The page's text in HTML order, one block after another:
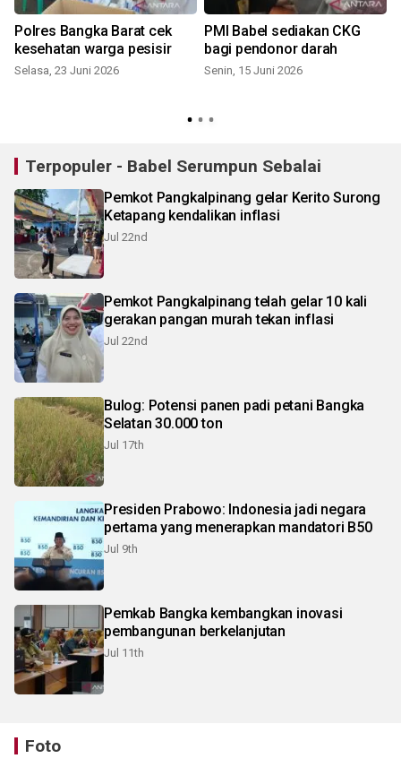
Polres Bangka Barat cek
kesehatan warga pesisir
Selasa, 23 Juni 2026
PMI Babel sediakan CKG
bagi pendonor darah
Senin, 15 Juni 2026
Terpopuler - Babel Serumpun Sebalai
Pemkot Pangkalpinang gelar Kerito Surong
Ketapang kendalikan inflasi
Jul 22nd
Pemkot Pangkalpinang telah gelar 10 kali
gerakan pangan murah tekan inflasi
Jul 22nd
Bulog: Potensi panen padi petani Bangka
Selatan 30.000 ton
Jul 17th
Presiden Prabowo: Indonesia jadi negara
pertama yang menerapkan mandatori B50
Jul 9th
Pemkab Bangka kembangkan inovasi
pembangunan berkelanjutan
Jul 11th
Foto